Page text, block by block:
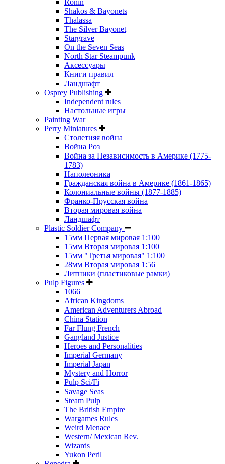
Ronin
Shakos & Bayonets
Thalassa
The Silver Bayonet
Stargrave
On the Seven Seas
North Star Steampunk
Аксессуары
Книги правил
Ландшафт
Osprey Publishing
Independent rules
Настольные игры
Painting War
Perry Miniatures
Столетняя война
Война Роз
Война за Независимость в Америке (1775-
1783)
Наполеоника
Гражданская война в Америке (1861-1865)
Колониальные войны (1877-1885)
Франко-Прусская война
Вторая мировая война
Ландшафт
Plastic Soldier Company
15мм Первая мировая 1:100
15мм Вторая мировая 1:100
15мм "Третья мировая" 1:100
28мм Вторая мировая 1:56
Литники (пластиковые рамки)
Pulp Figures
1066
African Kingdoms
American Adventurers Abroad
China Station
Far Flung French
Gangland Justice
Heroes and Personalities
Imperial Germany
Imperial Japan
Mystery and Horror
Pulp Sci/Fi
Savage Seas
Steam Pulp
The British Empire
Wargames Rules
Weird Menace
Western/ Mexican Rev.
Wizards
Yukon Peril